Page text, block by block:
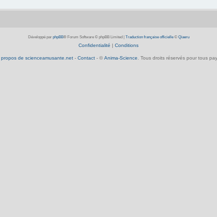
Développé par phpBB® Forum Software © phpBB Limited Traduction française officielle© Qiaeru
Confidentialité | Conditions
propos de scienceamusante.net- Contact- © Anima-Science . Tous droits réservés pour tous